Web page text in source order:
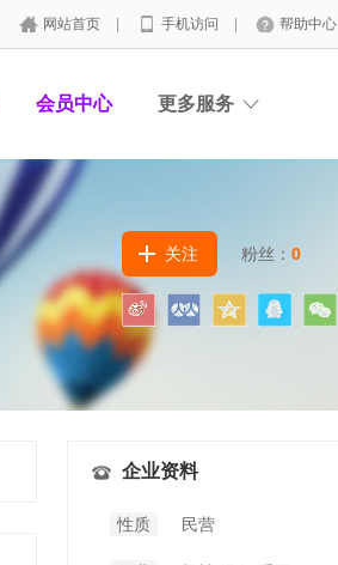
网站首页 手机访问 帮助中心
会员中心 更多服务
关注 粉丝： 0
企业资料
性质 民营